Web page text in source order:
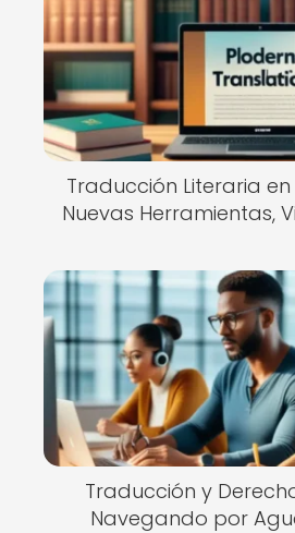
Traducción Literaria en
Nuevas Herramientas,
Traducción y
Navegando por